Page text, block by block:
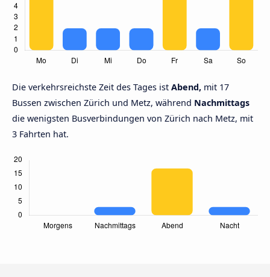
Die verkehrsreichste Zeit des Tages ist Abend, mit 17
Bussen zwischen Zürich und Metz, während Nachmittags
die wenigsten Busverbindungen von Zürich nach Metz, mit
3 Fahrten hat.